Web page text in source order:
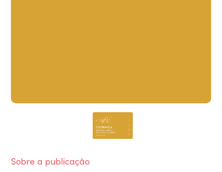
Sobre a publicação